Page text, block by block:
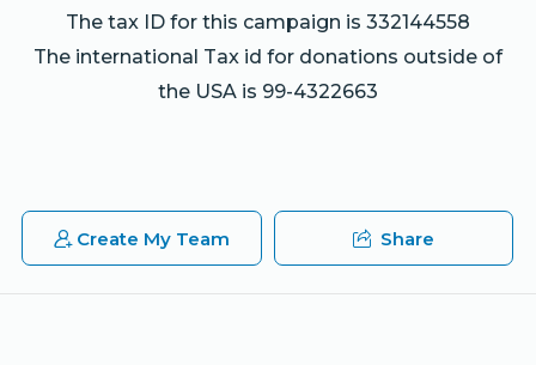
The tax ID for this campaign is 332144558
The international Tax id for donations outside of
the USA is 99-4322663
Create My Team Share